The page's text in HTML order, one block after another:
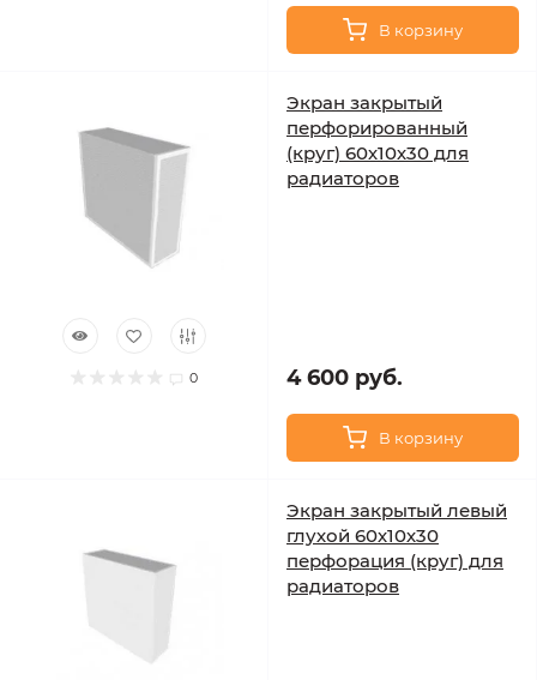
В корзину
0
Экран закрытый
перфорированный
(круг) 60х10х30 для
радиаторов
4 600 руб.
В корзину
Экран закрытый левый
глухой 60х10х30
перфорация (круг) для
радиаторов